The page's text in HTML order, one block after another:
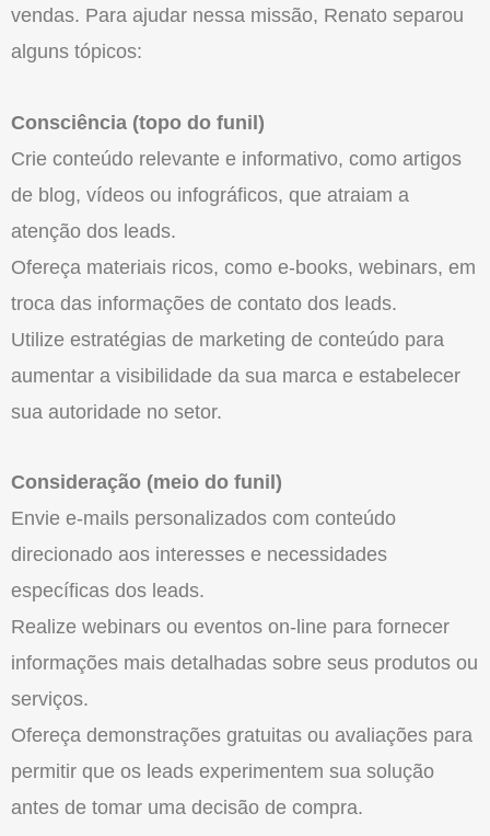
vendas. Para ajudar nessa missão, Renato separou
alguns tópicos:
Consciência (topo do funil)
Crie conteúdo relevante e informativo, como artigos
de blog, vídeos ou infográficos, que atraiam a
atenção dos leads.
Ofereça materiais ricos, como e-books, webinars, em
troca das informações de contato dos leads.
Utilize estratégias de marketing de conteúdo para
aumentar a visibilidade da sua marca e estabelecer
sua autoridade no setor.
Consideração (meio do funil)
Envie e-mails personalizados com conteúdo
direcionado aos interesses e necessidades
específicas dos leads.
Realize webinars ou eventos on-line para fornecer
informações mais detalhadas sobre seus produtos ou
serviços.
Ofereça demonstrações gratuitas ou avaliações para
permitir que os leads experimentem sua solução
antes de tomar uma decisão de compra.